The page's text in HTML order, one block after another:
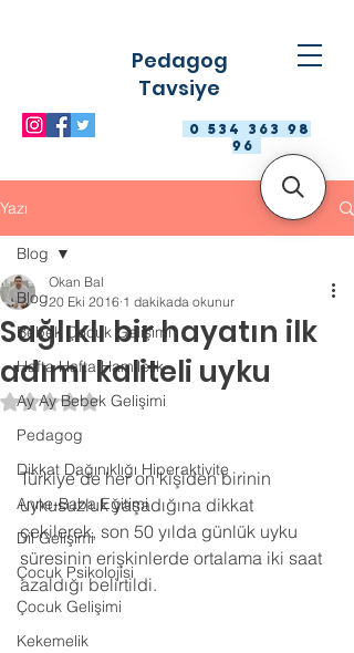
0 534 363 98
96
Pedagog
Tavsiye
Yazı
Blog
Bebek Çocuk Gelişimi
Hafta Hafta Hamilelik
Ay Ay Bebek Gelişimi
Pedagog
Dikkat Dağınıklığı Hiperaktivite
Anne-Baba Eğitimi
Dil Gelişimi
Çocuk Psikolojisi
Çocuk Gelişimi
Kekemelik
Blog
Sağlıklı bir hayatın ilk
adımı kaliteli uyku
Okan Bal
20 Eki 2016 1 dakikada okunur
5 üzerinden NaN yıldız
Türkiye’de her on kişiden birinin
uykusuzluk yaşadığına dikkat
çekilerek, son 50 yılda günlük uyku
süresinin erişkinlerde ortalama iki saat
azaldığı belirtildi.